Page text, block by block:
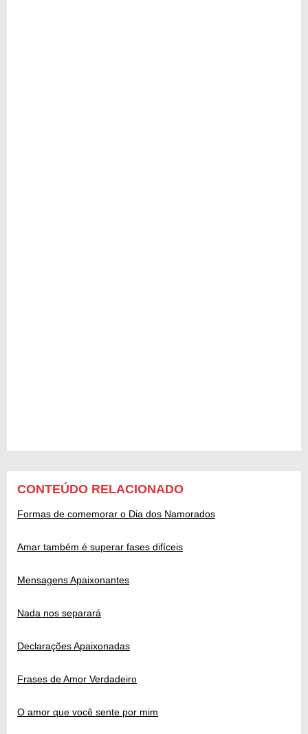
CONTEÚDO RELACIONADO
Formas de comemorar o Dia dos Namorados
Amar também é superar fases difíceis
Mensagens Apaixonantes
Nada nos separará
Declarações Apaixonadas
Frases de Amor Verdadeiro
O amor que você sente por mim